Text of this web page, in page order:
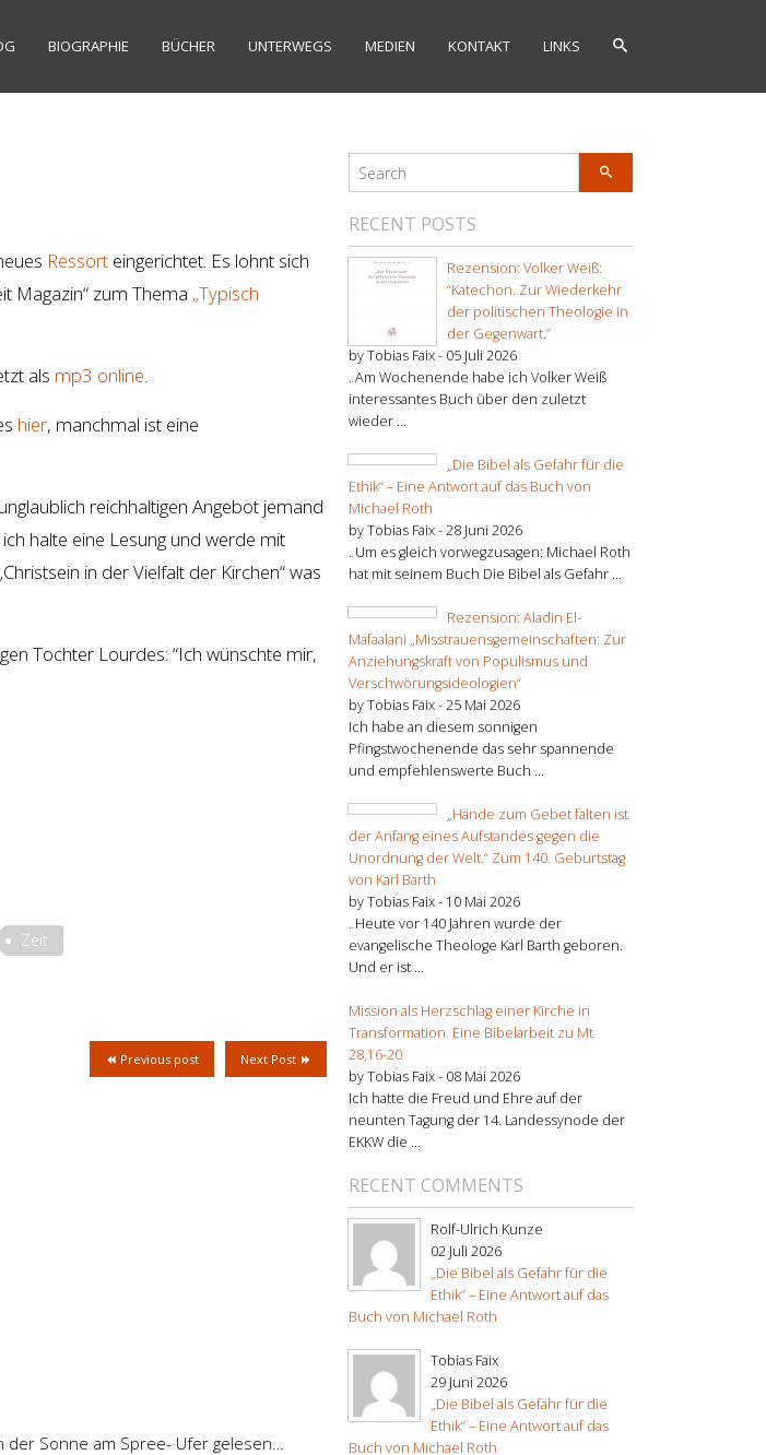
BIOGRAPHIE BÜCHER UNTERWEGS MEDIEN KONTAKT LINKS
Ressort eingerichtet. Es lohnt sich
Magazin“ zum Thema „Typisch
als mp3 online.
hier, manchmal ist eine
reichhaltigen Angebot jemand
halte eine Lesung und werde mit
in der Vielfalt der Kirchen“ was
Tochter Lourdes: “Ich wünschte mir,
Zeit
Next Post
Previous post
der Sonne am Spree- Ufer gelesen…
RECENT POSTS
Rezension: Volker Weiß:
“Katechon. Zur Wiederkehr
der politischen Theologie in
der Gegenwart.”
by Tobias Faix - 05 Juli 2026
. Am Wochenende habe ich Volker Weiß
interessantes Buch über den zuletzt
wieder ...
„Die Bibel als Gefahr für die
Ethik“ – Eine Antwort auf das Buch von
Michael Roth
by Tobias Faix -28 Juni 2026
. Um es gleich vorwegzusagen: Michael Roth
hat mit seinem Buch Die Bibel als Gefahr ...
Rezension: Aladin El-
Mafaalani „Misstrauensgemeinschaften: Zur
Anziehungskraft von Populismus und
Verschwörungsideologien“
by Tobias Faix -25 Mai 2026
Ich habe an diesem sonnigen
Pfingstwochenende das sehr spannende
und empfehlenswerte Buch ...
„Hände zum Gebet falten ist
der Anfang eines Aufstandes gegen die
Unordnung der Welt.“ Zum 140. Geburtstag
von Karl Barth
by Tobias Faix - 10 Mai 2026
. Heute vor 140 Jahren wurde der
evangelische Theologe Karl Barth geboren.
Und er ist ...
Mission als Herzschlag einer Kirche in
Transformation. Eine Bibelarbeit zu Mt
28,16-20
by Tobias Faix - 08 Mai 2026
Ich hatte die Freud und Ehre auf der
neunten Tagung der 14. Landessynode der
EKKW die ...
RECENT COMMENTS
Rolf-Ulrich Kunze
02 Juli 2026
„Die Bibel als Gefahr für die
Ethik“ – Eine Antwort auf das
Buch von Michael Roth
Tobias Faix
29 Juni 2026
„Die Bibel als Gefahr für die
Ethik“ – Eine Antwort auf das
Buch von Michael Roth